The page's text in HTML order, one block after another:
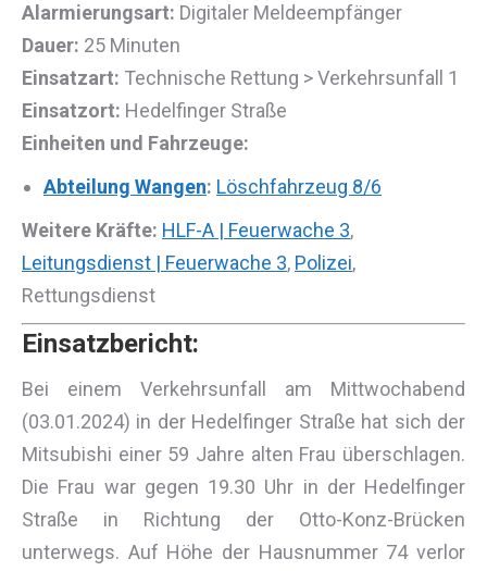
Alarmierungsart: Digitaler Meldeempfänger
Dauer: 25 Minuten
Einsatzart: Technische Rettung > Verkehrsunfall 1
Einsatzort: Hedelfinger Straße
Einheiten und Fahrzeuge:
Abteilung Wangen: Löschfahrzeug 8/6
Weitere Kräfte: HLF-A | Feuerwache 3,
Leitungsdienst | Feuerwache 3, Polizei,
Rettungsdienst
Einsatzbericht:
Bei einem Verkehrsunfall am Mittwochabend
(03.01.2024) in der Hedelfinger Straße hat sich der
Mitsubishi einer 59 Jahre alten Frau überschlagen.
Die Frau war gegen 19.30 Uhr in der Hedelfinger
Straße in Richtung der Otto-Konz-Brücken
unterwegs. Auf Höhe der Hausnummer 74 verlor